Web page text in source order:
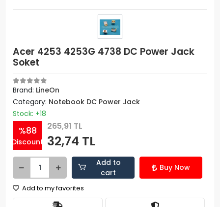
Acer 4253 4253G 4738 DC Power Jack
Soket
Brand: LineOn
Category: Notebook DC Power Jack
Stock: +18
%88
Discount
265,91 TL
32,74 TL
Add to
cart
Buy Now
Add to my favorites